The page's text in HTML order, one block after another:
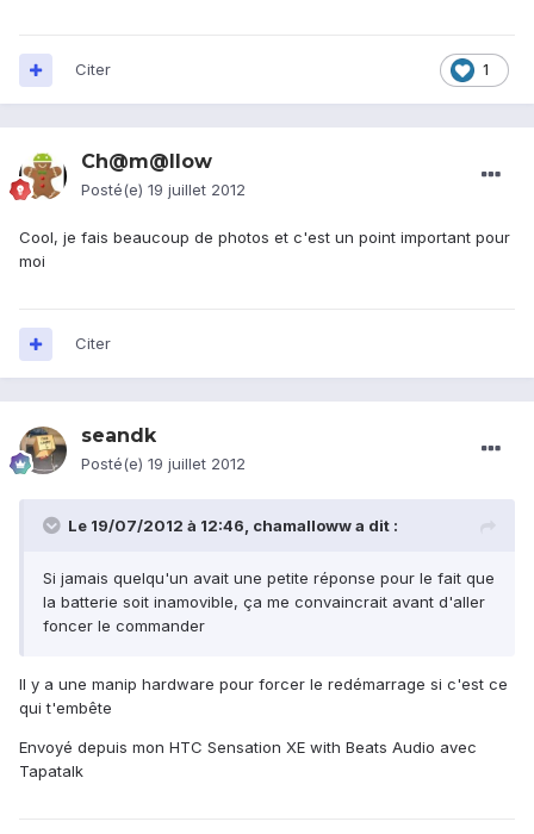
1
Citer
Ch@m@llow
Posté(e) 19 juillet 2012
Cool, je fais beaucoup de photos et c'est un point important pour
moi
Citer
seandk
Posté(e) 19 juillet 2012
Le 19/07/2012 à 12:46, chamalloww a dit :
Si jamais quelqu'un avait une petite réponse pour le fait que
la batterie soit inamovible, ça me convaincrait avant d'aller
foncer le commander
Il y a une manip hardware pour forcer le redémarrage si c'est ce
qui t'embête
Envoyé depuis mon HTC Sensation XE with Beats Audio avec
Tapatalk